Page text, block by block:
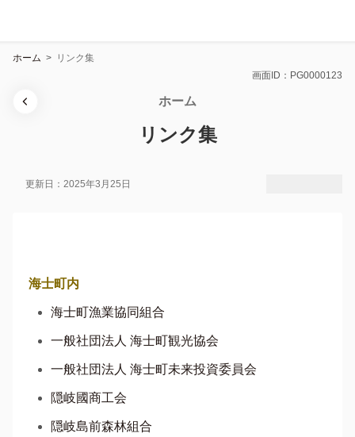
ホーム >
リンク集
画面ID：PG0000123
ホーム
リンク集
更新日：2025年3月25日
海士町内
海士町漁業協同組合
一般社団法人 海士町観光協会
一般社団法人 海士町未来投資委員会
隠岐國商工会
隠岐島前森林組合